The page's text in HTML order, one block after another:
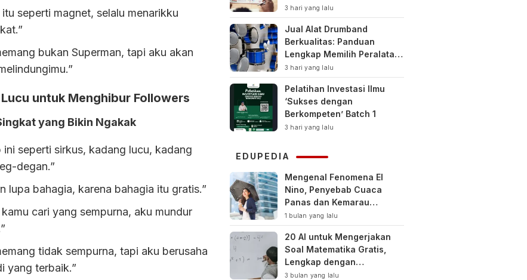
itu seperti magnet, selalu menarikku
bukan Superman, tapi aku akan
untuk Menghibur Followers
yang Bikin Ngakak
ini seperti sirkus, kadang lucu, kadang
degan.”
lupa bahagia, karena bahagia itu gratis.”
kamu cari yang sempurna, aku mundur
tidak sempurna, tapi aku berusaha
yang terbaik.”
3 hari yang lalu
Jual Alat Drumband
Berkualitas: Panduan
Lengkap Memilih Peralatan
Drumband Terbaik untuk
Sekolah, Instansi, dan
Komunitas
3 hari yang lalu
Pelatihan Investasi Ilmu
‘Sukses dengan
Berkompeten’ Batch 1
3 hari yang lalu
EDUPEDIA
Mengenal Fenomena El
Nino, Penyebab Cuaca
Panas dan Kemarau
Panjang
1 bulan yang lalu
20 AI untuk Mengerjakan
Soal Matematika Gratis,
Lengkap dengan
Pembahasan
3 bulan yang lalu